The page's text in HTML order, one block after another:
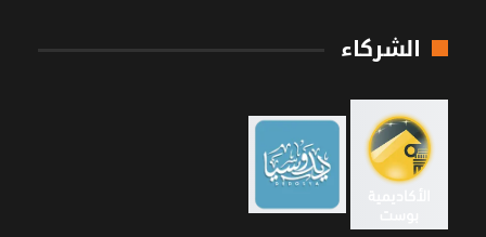
الشركاء